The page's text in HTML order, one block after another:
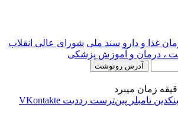
غذا و دارو سند ملی شورای عالی انقلاب
، درمان و آموزش پزشکی
آدرس رونوشت
‫تامبلر ‫پین‌ترست ‫رددیت ‫VKontakte